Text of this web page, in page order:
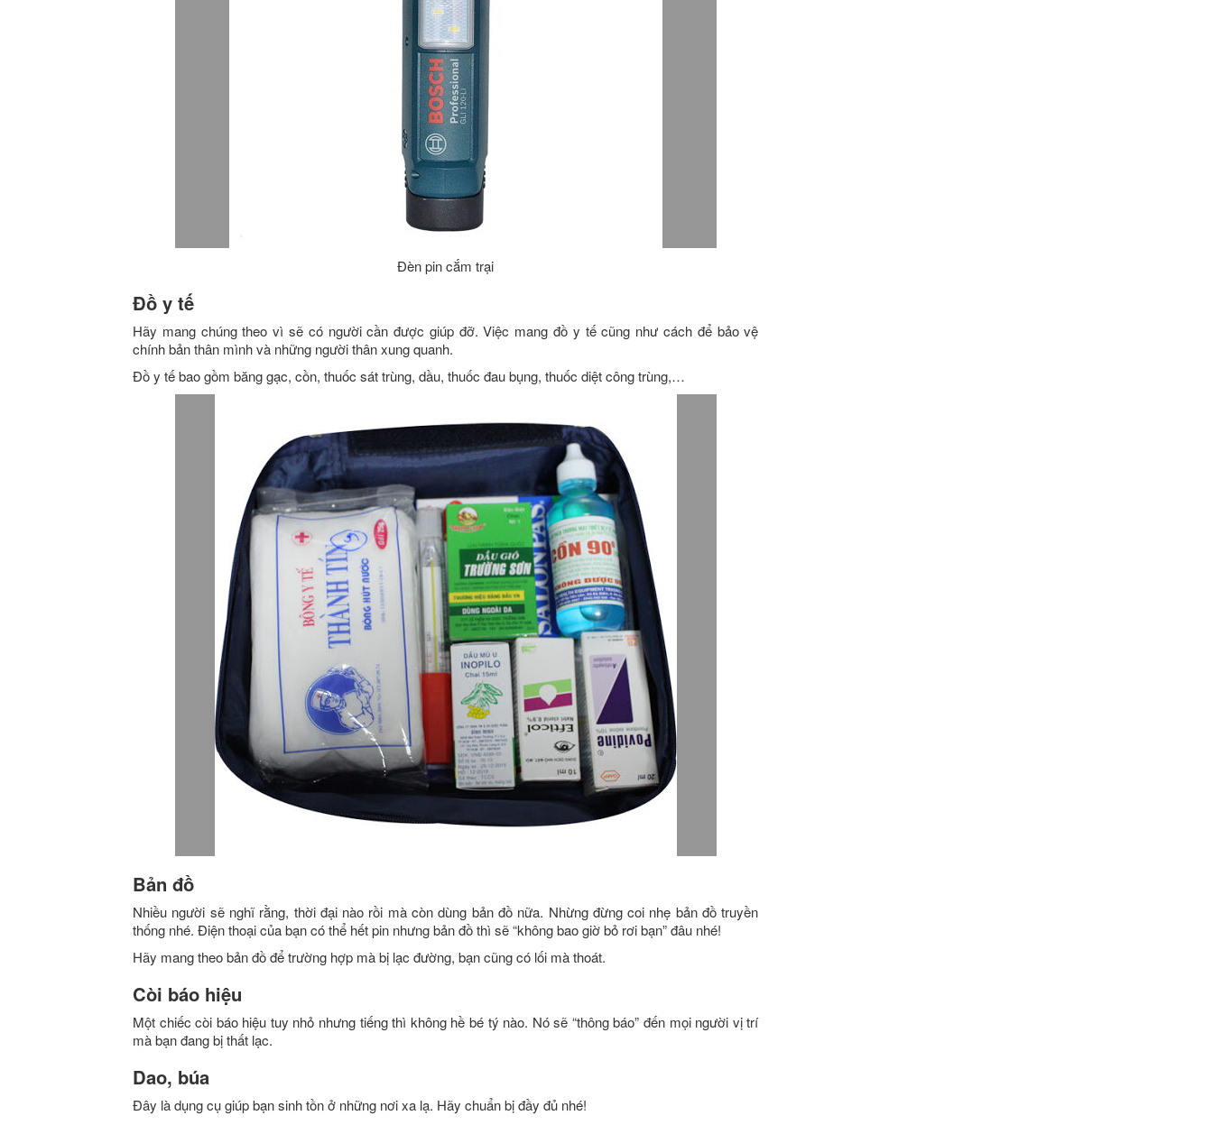
Đèn pin cắm trại
Đồ y tế
Hãy mang chúng theo vì sẽ có người cần được giúp đỡ. Việc mang đồ y tế cũng như cách để bảo vệ
chính bản thân mình và những người thân xung quanh.
Đồ y tế bao gồm băng gạc, cồn, thuốc sát trùng, dầu, thuốc đau bụng, thuốc diệt công trùng,…
Bản đồ
Nhiều người sẽ nghĩ rằng, thời đại nào rồi mà còn dùng bản đồ nữa. Nhừng đừng coi nhẹ bản đồ truyền
thống nhé. Điện thoại của bạn có thể hết pin nhưng bản đồ thì sẽ “không bao giờ bỏ rơi bạn” đâu nhé!
Hãy mang theo bản đồ để trường hợp mà bị lạc đường, bạn cũng có lối mà thoát.
Còi báo hiệu
Một chiếc còi báo hiệu tuy nhỏ nhưng tiếng thì không hề bé tý nào. Nó sẽ “thông báo” đến mọi người vị trí
mà bạn đang bị thất lạc.
Dao, búa
Đây là dụng cụ giúp bạn sinh tồn ở những nơi xa lạ. Hãy chuẩn bị đầy đủ nhé!